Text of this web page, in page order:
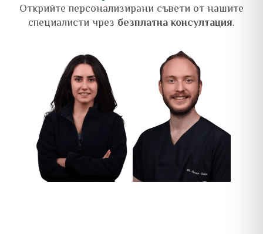
Открийте персонализирани съвети от нашите
специалисти чрез безплатна консултация.